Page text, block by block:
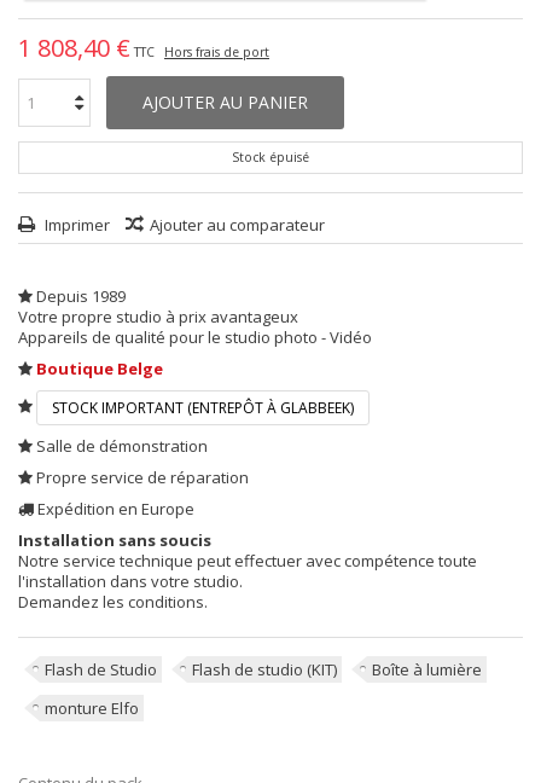
1 808,40 € TTC Hors frais de port
AJOUTER AU PANIER
Stock épuisé
Imprimer Ajouter au comparateur
Depuis 1989
Votre propre studio à prix avantageux
Appareils de qualité pour le studio photo - Vidéo
Boutique Belge
STOCK IMPORTANT (ENTREPÔT À GLABBEEK)
Salle de démonstration
Propre service de réparation
Expédition en Europe
Installation sans soucis
Notre service technique peut effectuer avec compétence toute
l'installation dans votre studio.
Demandez les conditions.
Flash de Studio Flash de studio (KIT)
Boîte à lumière
monture Elfo